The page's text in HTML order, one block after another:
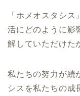
「ホメオスタシ
活にどのように影
解していただけた
私たちの努力が続
シスを私たちの成